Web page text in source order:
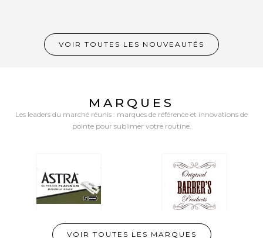
VOIR TOUTES LES NOUVEAUTÉS
MARQUES
Les leaders du marché réunis : marques de référence et innovations de
pointe pour sublimer votre routine.
VOIR TOUTES LES MARQUES